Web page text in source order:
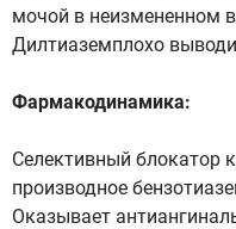
мочой в неизмененном
Дилтиаземплохо
Фармакодинамика:
Селективный блокатор
производное
Оказывает